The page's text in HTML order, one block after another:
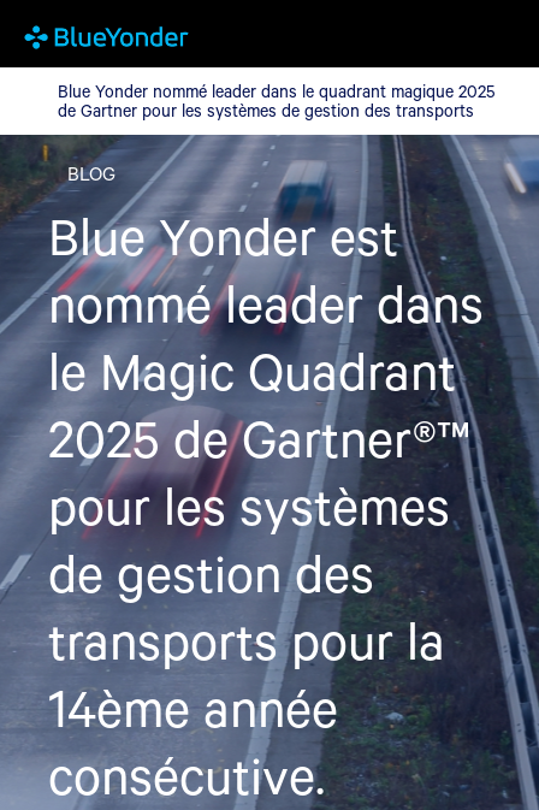
Blue Yonder nommé leader dans le quadrant magique 2025 de
Blue Yonder nommé leader dans le quadrant magique 2025
de Gartner pour les systèmes de gestion des transports
BLOG
Blue Yonder est
nommé leader dans
le Magic Quadrant
2025 de Gartner®™
pour les systèmes
de gestion des
transports pour la
14ème année
consécutive.